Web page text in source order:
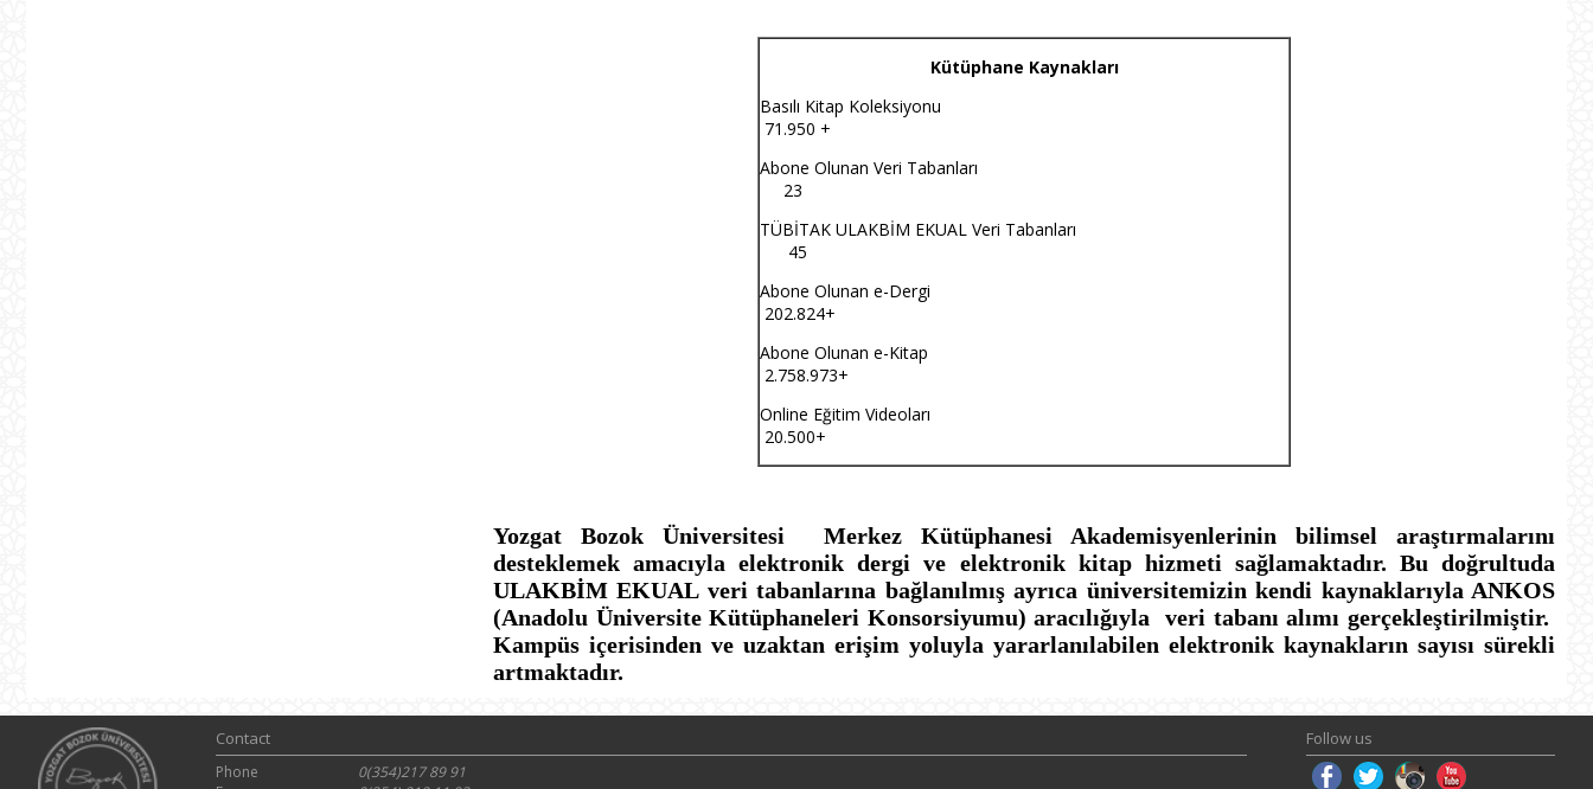
Kütüphane Kaynakları
Basılı Kitap Koleksiyonu
71.950 +
Abone Olunan Veri Tabanları
23
TÜBİTAK ULAKBİM EKUAL Veri Tabanları
45
Abone Olunan e-Dergi
202.824+
Abone Olunan e-Kitap
2.758.973+
Online Eğitim Videoları
20.500+
Yozgat Bozok Üniversitesi Merkez Kütüphanesi Akademisyenlerinin bilimsel araştırmalarını
desteklemek amacıyla elektronik dergi ve elektronik kitap hizmeti sağlamaktadır. Bu doğrultuda
ULAKBİM EKUAL veri tabanlarına bağlanılmış ayrıca üniversitemizin kendi kaynaklarıyla ANKOS
(Anadolu Üniversite Kütüphaneleri Konsorsiyumu) aracılığıyla veri tabanı alımı gerçekleştirilmiştir.
Kampüs içerisinden ve uzaktan erişim yoluyla yararlanılabilen elektronik kaynakların sayısı sürekli
artmaktadır.
Contact
Phone
0(354)217 89 91
Follow us